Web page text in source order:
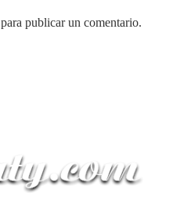
para publicar un comentario.